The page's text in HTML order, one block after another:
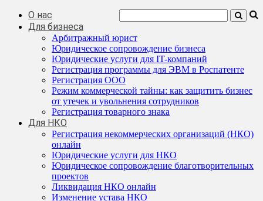
О нас
Для бизнеса
Арбитражный юрист
Юридическое сопровождение бизнеса
Юридические услуги для IT-компаний
Регистрация программы для ЭВМ в Роспатенте
Регистрация ООО
Режим коммерческой тайны: как защитить бизнес
от утечек и увольнения сотрудников
Регистрация товарного знака
Для НКО
Регистрация некоммерческих организаций (НКО)
онлайн
Юридические услуги для НКО
Юридическое сопровождение благотворительных
проектов
Ликвидация НКО онлайн
Изменение устава НКО